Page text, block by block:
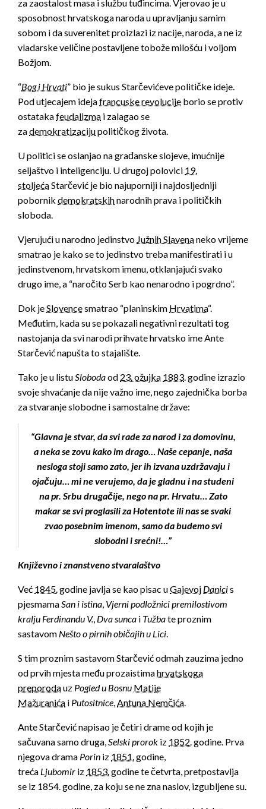
za zaostalost masa i službu tuđincima. Vjerovao je u
sposobnost hrvatskoga naroda u upravljanju samim
sobom i da suverenitet proizlazi iz nacije, naroda, a ne iz
vladarske veličine postavljene tobože milošću i voljom
Božjom.
“Bog i Hrvati” bio je sukus Starčevićeve političke ideje.
Pod utjecajem idejafrancuske revolucije borio se protiv
ostatakafeudalizma i zalagao se
zademokratizacijupolitičkog života.
U politici se oslanjao na građanske slojeve, imućnije
seljaštvo i inteligenciju. U drugoj polovici 19.
stoljećaStarčević je bio najuporniji i najdosljedniji
pobornik demokratskihnarodnih prava i političkih
sloboda.
Vjerujući u narodno jedinstvo Južnih Slavenaneko vrijeme
smatrao je kako se to jedinstvo treba manifestirati i u
jedinstvenom, hrvatskom imenu, otklanjajući svako
drugo ime, a “naročito Serb kao nenarodno i pogrdno”.
Dok jeSlovencesmatrao “planinskim Hrvatima“.
Međutim, kada su se pokazali negativni rezultati tog
nastojanja da svi narodi prihvate hrvatsko ime Ante
Starčević napušta to stajalište.
Tako je u listuSlobodaod 23. ožujka 1883. godine izrazio
svoje shvaćanje da nije važno ime, nego zajednička borba
za stvaranje slobodne i samostalne države:
“Glavna je stvar, da svi rade za narod i za domovinu,
a neka se zovu kako im drago… Naše cepanje, naša
nesloga stoji samo zato, jer ih izvana uzdržavaju i
ojačuju… mi ne verujemo, da je gladnu i na studeni
na pr. Srbu drugačije, nego na pr. Hrvatu… Zato
makar se svi proglasili za Hotentote ili nas se svaki
zvao posebnim imenom, samo da budemo svi
slobodni i srećni!…”
Književno i znanstveno stvaralaštvo
Već 1845.godine javlja se kao pisac uGajevoj Danicis
pjesmamaSan i istina, Vjerni podložnici premilostivom
kralju Ferdinandu V., Dva sunca i Tužbate proznim
sastavom Nešto o pirnih običajih u Lici.
S tim proznim sastavom Starčević odmah zauzima jedno
od prvih mjesta među prozaistimahrvatskoga
preporodauz Pogled u Bosnu Matije
Mažuranića i Putositnice,Antuna Nemčića.
Ante Starčević napisao je četiri drame od kojih je
sačuvana samo druga,Selski prorok iz 1852.godine. Prva
njegova drama Porin iz 1851.godine,
treća Ljubomir iz 1853.godine te četvrta, pretpostavlja
se iz 1854. godine, za koju se ne zna naslov, izgubljene su.